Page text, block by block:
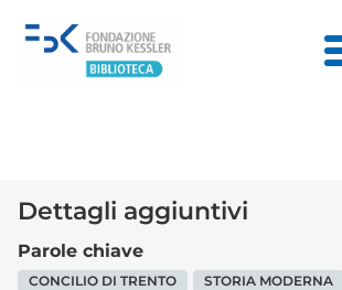
Dettagli aggiuntivi
Parole chiave
CONCILIO DI TRENTO STORIA MODERNA